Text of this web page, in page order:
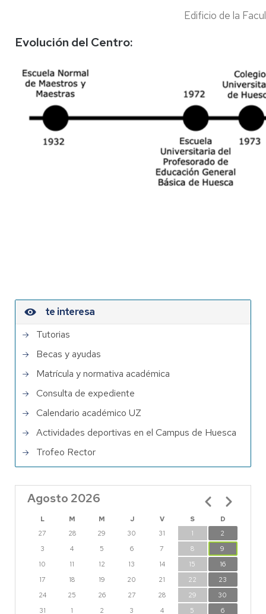
Edificio de la
Evolución del Centro:
te interesa
Tutorias
Becas y ayudas
Matrícula y normativa académica
Consulta de expediente
Calendario académico UZ
Actividades deportivas en el Campus de Huesca
Trofeo Rector
Agosto 2026
L M M J V S
D
27
28 29 30 31 1
2
3
4 5 6 7 8
9
10
11 12 13 14 15
16
17
18 19 20 21 22
23
24
25 26 27 28 29
30
31
1 2 3 4 5 6
Paginación